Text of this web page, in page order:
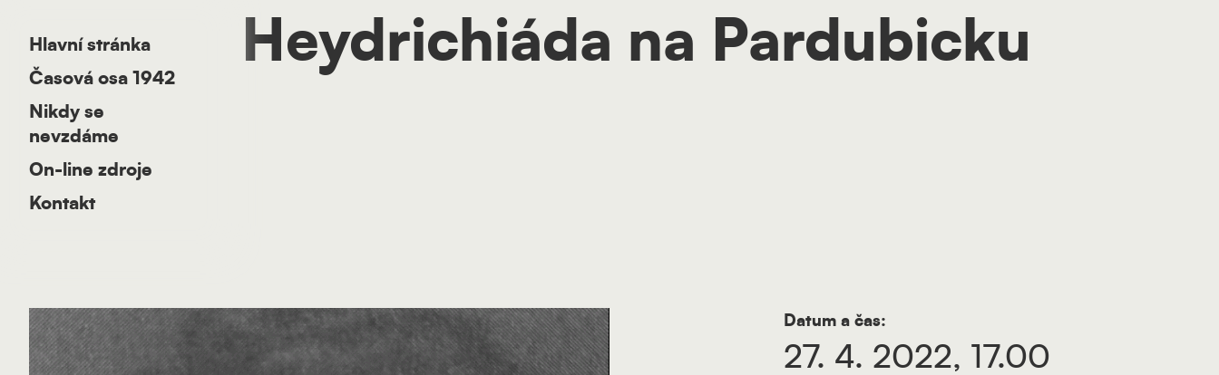
Hlavní stránka
Časová osa 1942
Nikdy se
nevzdáme
On-line zdroje
Kontakt
Heydrichiáda na Pardubicku
Datum a čas:
27. 4. 2022, 17.00